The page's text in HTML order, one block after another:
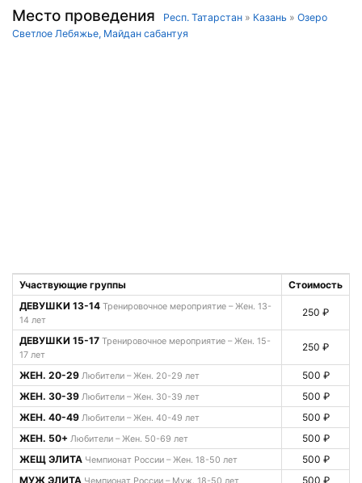
Место проведения Респ. Татарстан » Казань » Озеро
Светлое Лебяжье, Майдан сабантуя
Участвующие группы
Стоимость
ДЕВУШКИ 13-14 Тренировочное мероприятие – Жен. 13-
14 лет
250 ₽
ДЕВУШКИ 15-17 Тренировочное мероприятие – Жен. 15-
17 лет
250 ₽
ЖЕН. 20-29 Любители – Жен. 20-29 лет
500 ₽
ЖЕН. 30-39 Любители – Жен. 30-39 лет
500 ₽
ЖЕН. 40-49 Любители – Жен. 40-49 лет
500 ₽
ЖЕН. 50+ Любители – Жен. 50-69 лет
500 ₽
ЖЕЩ ЭЛИТА Чемпионат России – Жен. 18-50 лет
500 ₽
МУЖ ЭЛИТА
500 ₽